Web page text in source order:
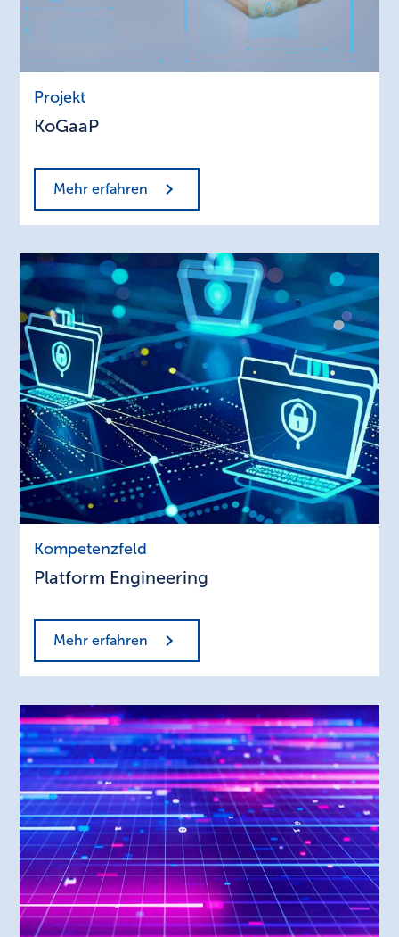
Projekt
KoGaaP
Mehr erfahren
Engineering
Kompetenzfeld
Platform Engineering
Mehr erfahren